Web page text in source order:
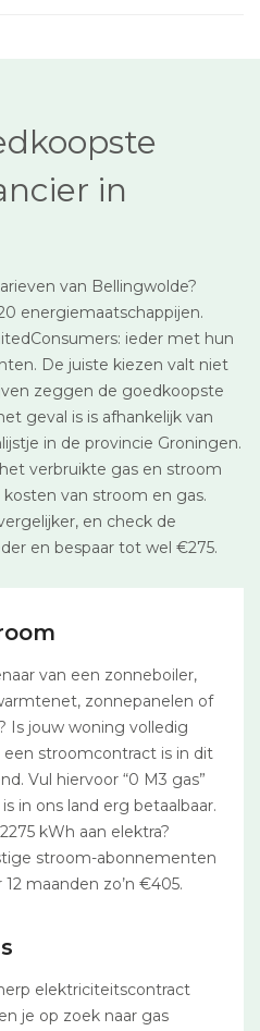
in
van Bellingwolde?
energiemaatschappijen.
ieder met hun
De juiste kiezen valt niet
zeggen de goedkoopste
geval is is afhankelijk van
in de provincie Groningen.
verbruikte gas en stroom
van stroom en gas.
en check de
en bespaar tot wel €275.
van een zonneboiler,
zonnepanelen of
Is jouw woning volledig
een stroomcontract is in dit
Vul hiervoor “0 M3 gas”
in ons land erg betaalbaar.
kWh aan elektra?
stroom-abonnementen
maanden zo’n €405.
elektriciteitscontract
je op zoek naar gas